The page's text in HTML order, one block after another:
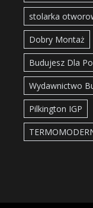
stolarka
Dobry Montaż
Budujesz Dla
Wydawnictwo
Pilkington IGP